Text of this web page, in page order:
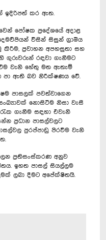
ඉදිරිපත් කර ඇත.
පෝෂක ප්‍රදේශයේ අදාළ
විසින් සිසුන් ග්‍රාමීය
කිරීම, ප්‍රවාහන අපහසුතා සහ
ගුරුවරුන් රඳවා ගැනීමට
වැනි හේතු මත ඇතැම්
පා ඇති බව නිරීක්ෂණය වේ.‍
පාසලක් පවත්වාගෙන
නොසිටීම නිසා වැසී
ගැනීම සඳහා එවැනි
ප්‍රධාන පාසල්වලට
පුරප්පාඩු පිරවීම වැනි
ප්‍රතිසංස්කරණ අනුව
ඉහත පාසල් සියල්ලම
ලබා දීමට අපේක්ෂිතයි.